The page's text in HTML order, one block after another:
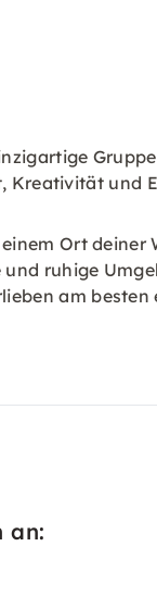
und
Ort
ruhige
am besten
an: